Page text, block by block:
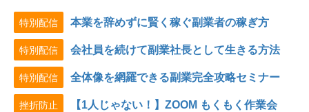
特別配信 本業を辞めずに賢く稼ぐ副業者の稼ぎ方
特別配信 会社員を続けて副業社長として生きる方法
特別配信 全体像を網羅できる副業完全攻略セミナー
挫折防止 【1人じゃない！】ZOOM もくもく作業会